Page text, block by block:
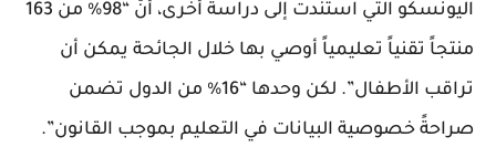
اليونسكو التي استندت إلى دراسة أخرى، أنّ “98% من 163
منتجاً تقنياً تعليمياً أوصي بها خلال الجائحة يمكن أن
تراقب الأطفال”. لكن وحدها “16% من الدول تضمن
صراحةً خصوصية البيانات في التعليم بموجب القانون”.